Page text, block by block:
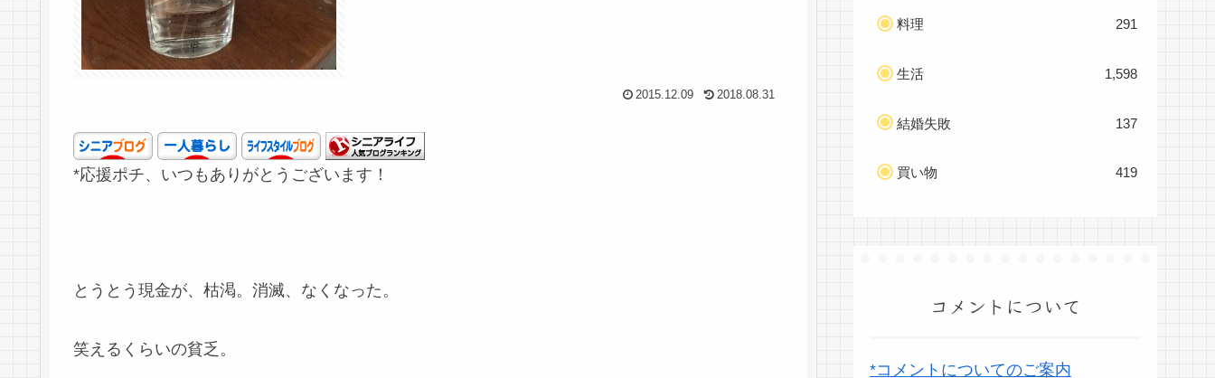
2015.12.09 2018.08.31
*応援ポチ、いつもありがとうございます！
とうとう現金が、枯渇。消滅、なくなった。
笑えるくらいの貧乏。
料理 291
生活 1,598
結婚失敗 137
買い物 419
コメントについて
*コメントについてのご案内